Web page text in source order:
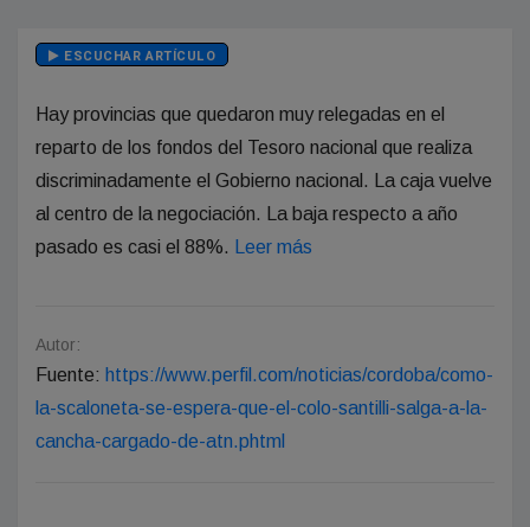
ESCUCHAR ARTÍCULO
Hay provincias que quedaron muy relegadas en el
reparto de los fondos del Tesoro nacional que realiza
discriminadamente el Gobierno nacional. La caja vuelve
al centro de la negociación. La baja respecto a año
pasado es casi el 88%.
Leer más
Autor:
Fuente: https://www.perfil.com/noticias/cordoba/como-
la-scaloneta-se-espera-que-el-colo-santilli-salga-a-la-
cancha-cargado-de-atn.phtml